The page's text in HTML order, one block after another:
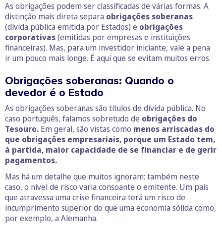
As obrigações podem ser classificadas de várias formas. A
distinção mais direta separa obrigações soberanas
(dívida pública emitida por Estados) e obrigações
corporativas(emitidas por empresas e instituições
financeiras). Mas, para um investidor iniciante, vale a pena
ir um pouco mais longe. É aqui que se evitam muitos erros.
Obrigações soberanas: Quando o
devedor é o Estado
As obrigações soberanas são títulos de dívida pública. No
caso português, falamos sobretudo de obrigações do
Tesouro. Em geral, são vistas como menos arriscadas do
que obrigações empresariais, porque um Estado tem,
à partida, maior capacidade de se financiar e de gerir
pagamentos.
Mas há um detalhe que muitos ignoram: também neste
caso, o nível de risco varia consoante o emitente. Um país
que atravessa uma crise financeira terá um risco de
incumprimento superior do que uma economia sólida como,
por exemplo, a Alemanha.